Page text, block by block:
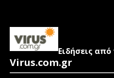
Ειδήσεις από
Virus.com.gr